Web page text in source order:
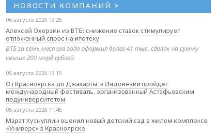
НОВОСТИ КОМПАНИЙ >
06 августа 2026 13:25
Алексей Охорзин из ВТБ: снижение ставок стимулирует
отложенный спрос на ипотеку
ВТБ за семь месяцев года оформил более 41 тыс. сделок на сумму
свыше 200 млрд рублей.
05 августа 2026 13:15
От Красноярска до Джакарты: в Индонезии пройдёт
международный фестиваль, организованный Астафьевским
педуниверситетом
05 августа 2026 11:45
Марат Хуснуллин оценил новый детский сад в жилом комплексе
«Универс» в Красноярске